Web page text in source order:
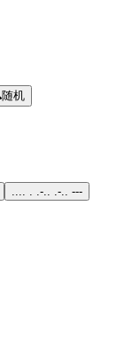
随机
.... . .-.. .-.. ---